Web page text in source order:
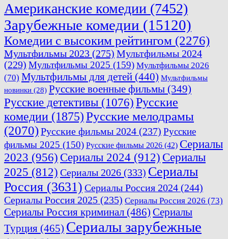
Американские комедии (7452)
Зарубежные комедии (15120)
Комедии с высоким рейтингом (2276)
Мультфильмы 2023 (275) Мультфильмы 2024
(229) Мультфильмы 2025 (159) Мультфильмы 2026
(70) Мультфильмы для детей (440) Мультфильмы
новинки (28) Русские военные фильмы (349)
Русские детективы (1076)Русские
комедии (1875)Русские мелодрамы
(2070)Русские фильмы 2024 (237) Русские
фильмы 2025 (150) Русские фильмы 2026 (42) Сериалы
2023 (956) Сериалы 2024 (912) Сериалы
2025 (812) Сериалы 2026 (333) Сериалы
Россия (3631) Сериалы Россия 2024 (244)
Сериалы Россия 2025 (235) Сериалы Россия 2026 (73)
Сериалы Россия криминал (486) Сериалы
Турция (465) Сериалы зарубежные